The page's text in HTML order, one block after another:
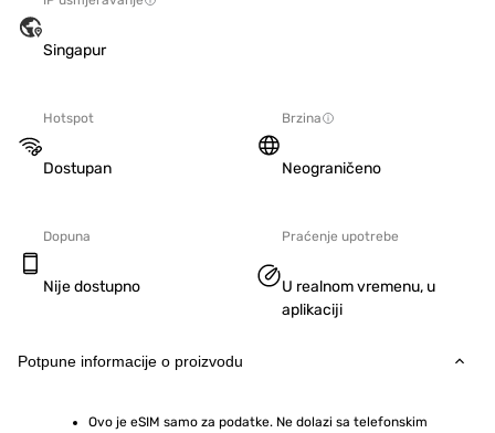
Singapur
Hotspot
Dostupan
Brzina
Neograničeno
Dopuna
Nije dostupno
Praćenje upotrebe
U realnom vremenu, u
aplikaciji
Potpune informacije o proizvodu
Ovo je eSIM samo za podatke. Ne dolazi sa telefonskim